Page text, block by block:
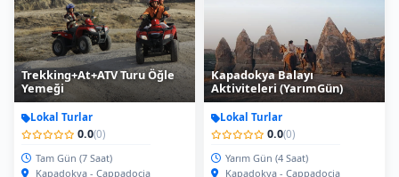
Trekking+At+ATV Turu Öğle
Yemeği
Lokal Turlar
0.0(0)
Tam Gün (7 Saat)
Kapadokya - Cappadocia
Kapadokya Balayı
Aktiviteleri (YarımGün)
Lokal Turlar
0.0(0)
Yarım Gün (4 Saat)
Kapadokya - Cappadocia